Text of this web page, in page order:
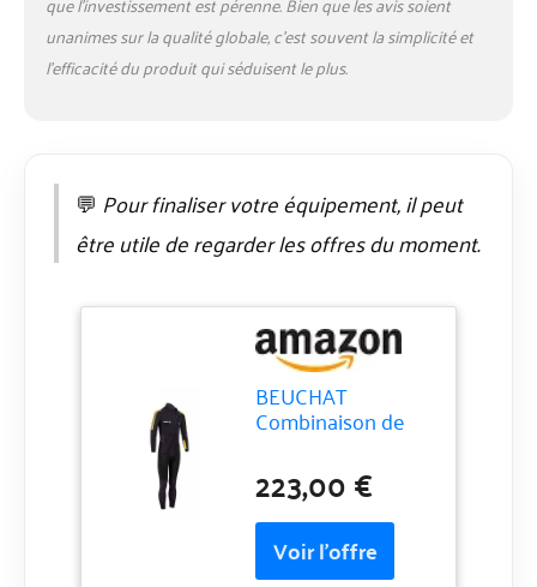
unanimes sur la qualité globale, c’est souvent la simplicité et
l’efficacité du produit qui séduisent le plus.
💬 Pour finaliser votre équipement, il peut
être utile de regarder les offres du moment.
BEUCHAT
Combinaison de
Homme 5mm
223,00 €